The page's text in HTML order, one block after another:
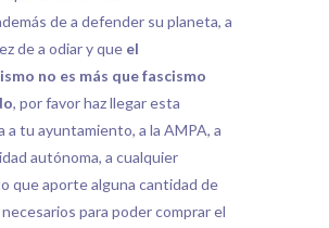
de a defender su planeta, a
de a odiar y que el
no es más que fascismo
, por favor haz llegar esta
a tu ayuntamiento, a la AMPA, a
autónoma, a cualquier
que aporte alguna cantidad de
para poder comprar el